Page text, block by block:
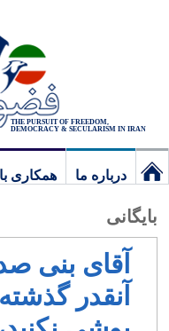
THE PURSUIT OF FREEDOM,
DEMOCRACY & SECULARISM IN IRAN
درباره ما همکاری
بایگانی
آقای بنی
آنقدر